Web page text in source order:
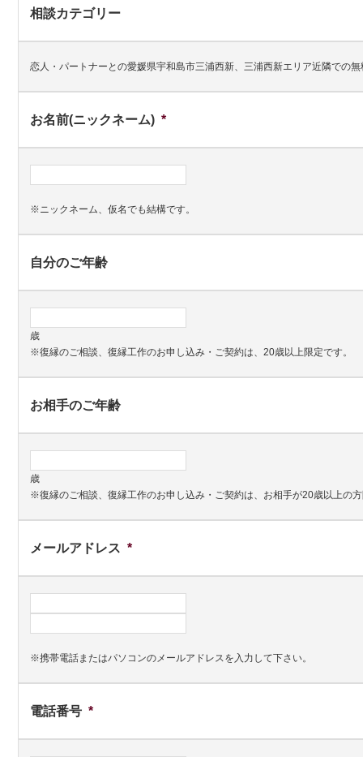
相談カテゴリー
恋人・パートナーとの愛媛県宇和島市三浦西新、三浦西新エリア近隣での
お名前(ニックネーム) *
※ニックネーム、仮名でも結構です。
自分のご年齢
歳
※復縁のご相談、復縁工作のお申し込み・ご契約は、20歳以上限定です。
お相手のご年齢
歳
※復縁のご相談、復縁工作のお申し込み・ご契約は、お相手が20歳以上の
メールアドレス *
※携帯電話またはパソコンのメールアドレスを入力して下さい。
電話番号 *